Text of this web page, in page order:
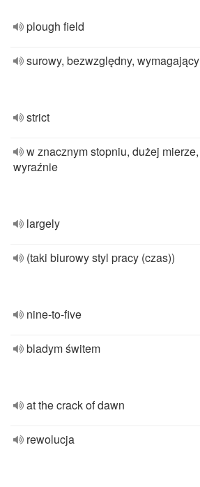
plough field
surowy, bezwzględny, wymagający
strict
w znacznym stopniu, dużej mierze,
wyraźnie
largely
(taki biurowy styl pracy (czas))
nine-to-five
bladym świtem
at the crack of dawn
rewolucja